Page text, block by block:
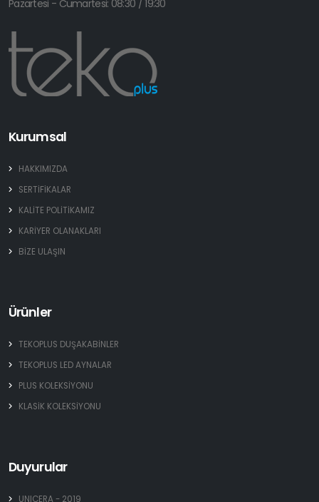
Pazartesi - Cumartesi: 08:30 / 19:30
Kurumsal
HAKKIMIZDA
SERTİFİKALAR
KALİTE POLİTİKAMIZ
KARİYER OLANAKLARI
BİZE ULAŞIN
Ürünler
TEKOPLUS DUŞAKABİNLER
TEKOPLUS LED AYNALAR
PLUS KOLEKSİYONU
KLASİK KOLEKSİYONU
Duyurular
UNICERA - 2019